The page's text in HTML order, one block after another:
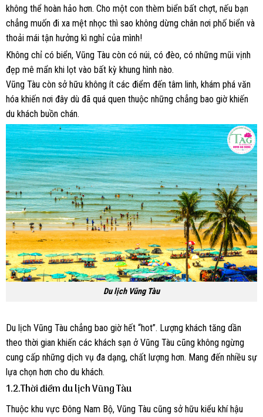
không thể hoàn hảo hơn. Cho một con thèm biển bất chợt, nếu bạn
chẳng muốn đi xa mệt nhọc thì sao không dừng chân nơi phố biển và
thoải mái tận hưởng kì nghỉ của mình!
Không chỉ có biển, Vũng Tàu còn có núi, có đèo, có những mũi vịnh
đẹp mê mẩn khi lọt vào bất kỳ khung hình nào.
Vũng Tàu còn sở hữu không ít các điểm đến tâm linh, khám phá văn
hóa khiến nơi đây dù đã quá quen thuộc những chẳng bao giờ khiến
du khách buồn chán.
Du lịch Vũng Tàu
Du lịch Vũng Tàu chẳng bao giờ hết “hot”. Lượng khách tăng dần
theo thời gian khiến các khách sạn ở Vũng Tàu cũng không ngừng
cung cấp những dịch vụ đa dạng, chất lượng hơn. Mang đến nhiều sự
lựa chọn hơn cho du khách.
1.2.Thời điểm du lịch Vũng Tàu
Thuộc khu vực Đông Nam Bộ, Vũng Tàu cũng sở hữu kiểu khí hậu